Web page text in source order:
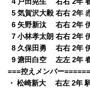
05 気賀沢大毅 右右 2年
06 矢野新汰 右右 2年
07 小林孝太朗 右右 2年
08 久保田勇 右右 2年
09 溏田白空 左左 2年
===控えメンバー
・ 松崎新大 右左 2年